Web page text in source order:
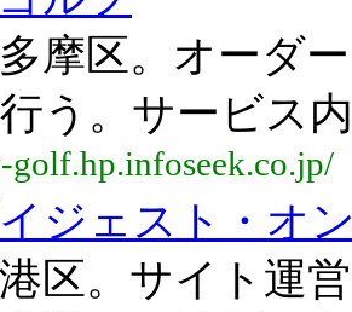
摩区。オーダ
う。サービス
ジェスト・オ
区。サイト運